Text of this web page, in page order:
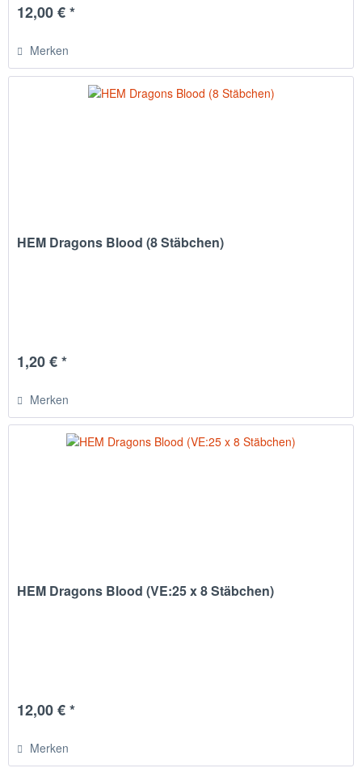
12,00 € *
Merken
HEM Dragons Blood (8 Stäbchen)
1,20 € *
Merken
HEM Dragons Blood (VE:25 x 8 Stäbchen)
12,00 € *
Merken